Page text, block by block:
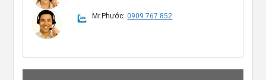
Mr.Phước: 0909.767.852